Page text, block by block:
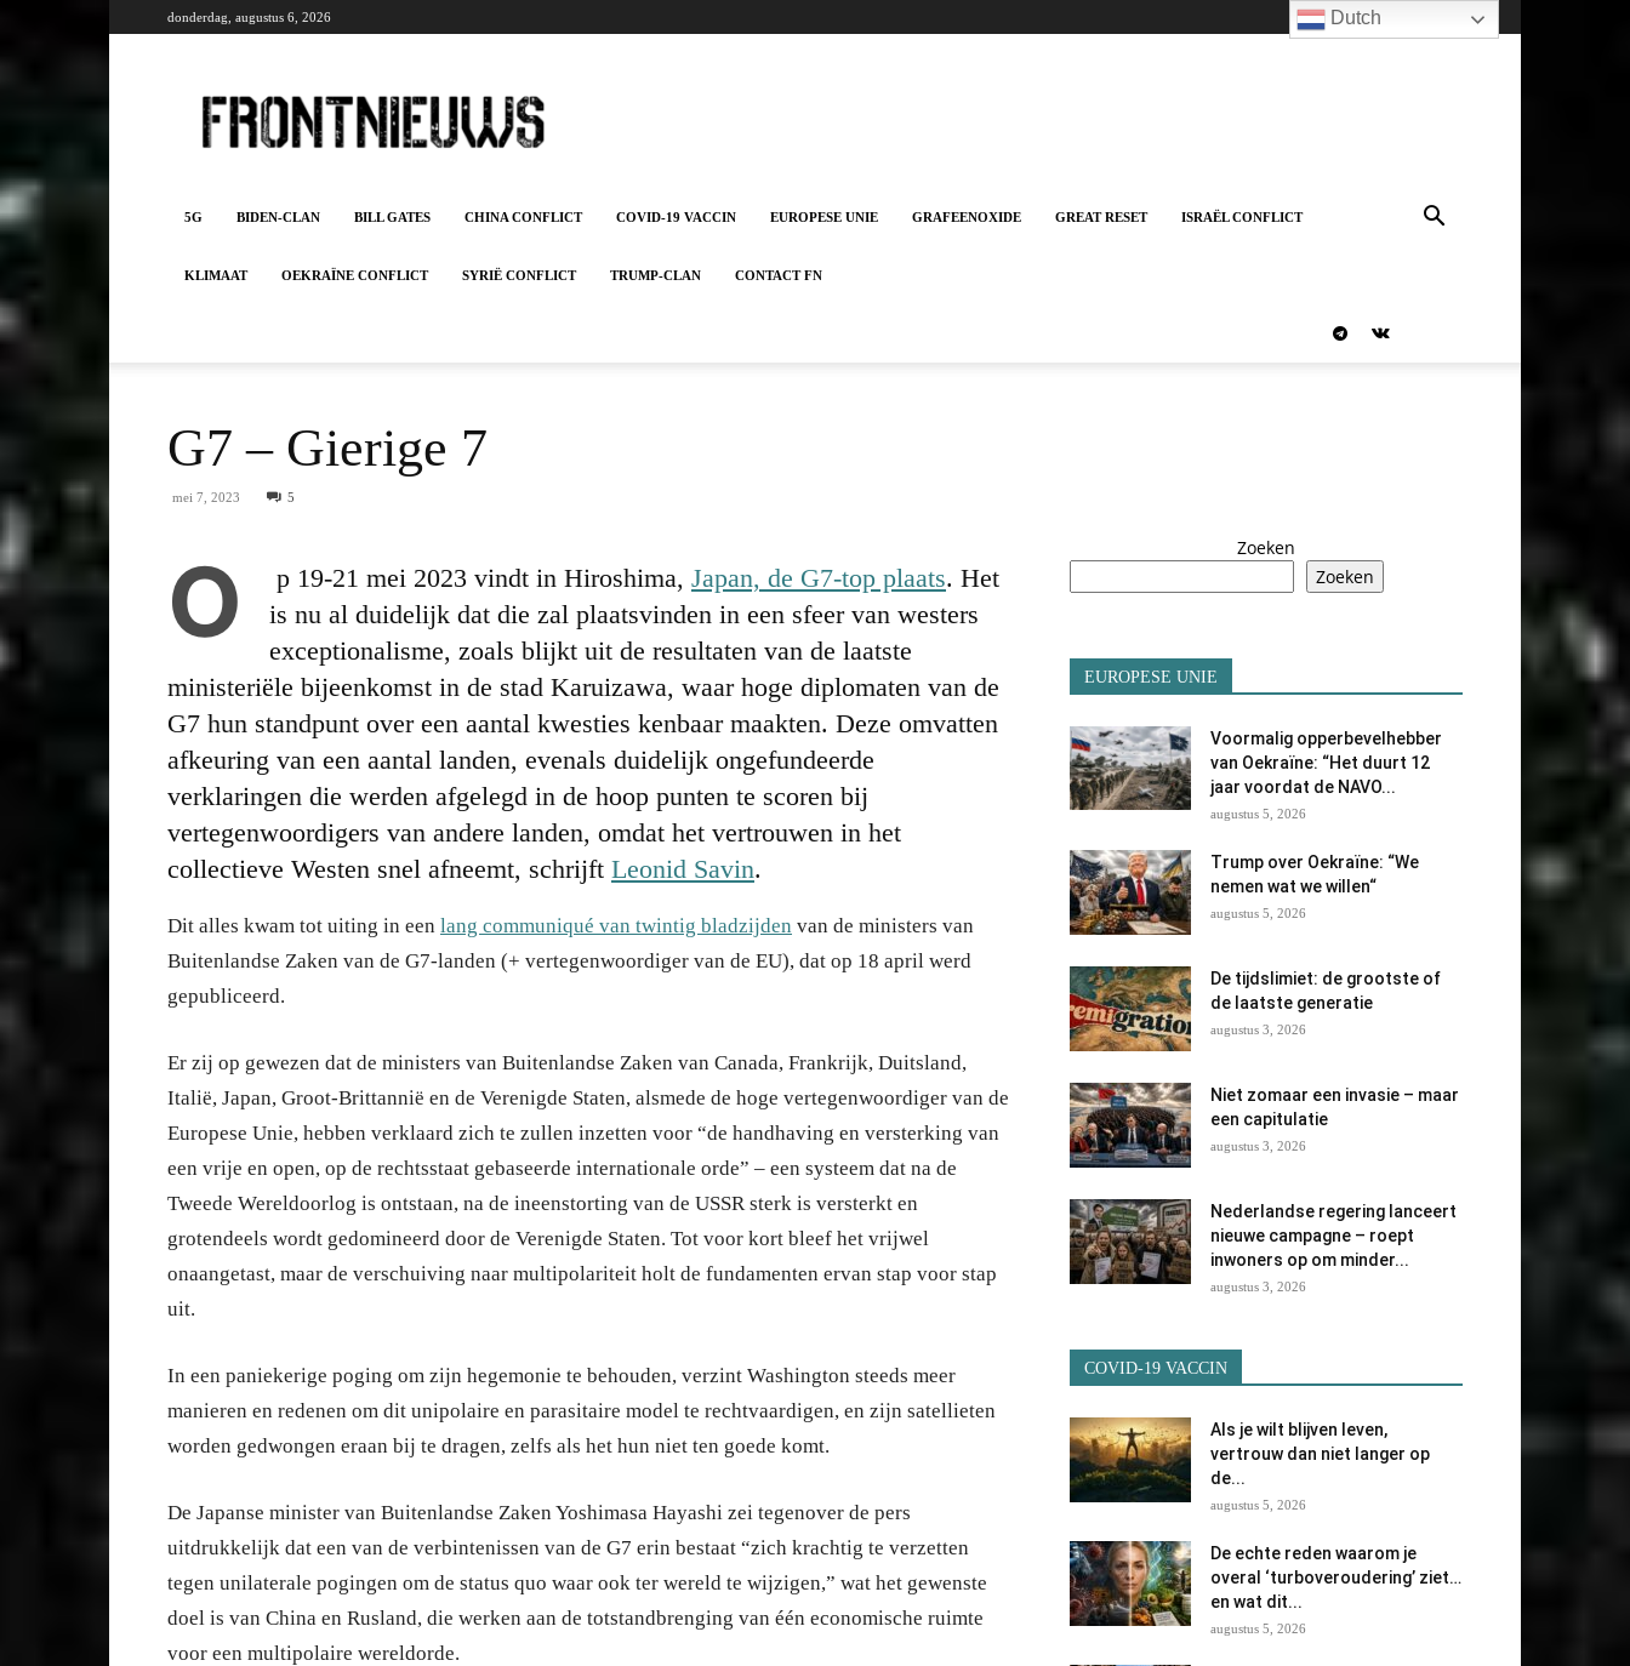
donderdag, augustus 6, 2026
5G BIDEN-CLAN BILL GATES CHINA CONFLICT COVID-19 VACCIN EUROPESE UNIE GRAFEENOXIDE GREAT RESET ISRAËL CONFLICT
KLIMAAT OEKRAÏNE CONFLICT SYRIË CONFLICT TRUMP-CLAN CONTACT FN
G7 – Gierige 7
mei 7, 2023 5
O p 19-21 mei 2023 vindt in Hiroshima, Japan, de G7-top plaats. Het
is nu al duidelijk dat die zal plaatsvinden in een sfeer van westers
exceptionalisme, zoals blijkt uit de resultaten van de laatste
ministeriële bijeenkomst in de stad Karuizawa, waar hoge diplomaten van de
G7 hun standpunt over een aantal kwesties kenbaar maakten. Deze omvatten
afkeuring van een aantal landen, evenals duidelijk ongefundeerde
verklaringen die werden afgelegd in de hoop punten te scoren bij
vertegenwoordigers van andere landen, omdat het vertrouwen in het
collectieve Westen snel afneemt, schrijft Leonid Savin.
Dit alles kwam tot uiting in een lang communiqué van twintig bladzijden van de ministers van
Buitenlandse Zaken van de G7-landen (+ vertegenwoordiger van de EU), dat op 18 april werd
gepubliceerd.
Er zij op gewezen dat de ministers van Buitenlandse Zaken van Canada, Frankrijk, Duitsland,
Italië, Japan, Groot-Brittannië en de Verenigde Staten, alsmede de hoge vertegenwoordiger van de
Europese Unie, hebben verklaard zich te zullen inzetten voor “de handhaving en versterking van
een vrije en open, op de rechtsstaat gebaseerde internationale orde” – een systeem dat na de
Tweede Wereldoorlog is ontstaan, na de ineenstorting van de USSR sterk is versterkt en
grotendeels wordt gedomineerd door de Verenigde Staten. Tot voor kort bleef het vrijwel
onaangetast, maar de verschuiving naar multipolariteit holt de fundamenten ervan stap voor stap
uit.
In een paniekerige poging om zijn hegemonie te behouden, verzint Washington steeds meer
manieren en redenen om dit unipolaire en parasitaire model te rechtvaardigen, en zijn satellieten
worden gedwongen eraan bij te dragen, zelfs als het hun niet ten goede komt.
De Japanse minister van Buitenlandse Zaken Yoshimasa Hayashi zei tegenover de pers
uitdrukkelijk dat een van de verbintenissen van de G7 erin bestaat “zich krachtig te verzetten
tegen unilaterale pogingen om de status quo waar ook ter wereld te wijzigen,” wat het gewenste
doel is van China en Rusland, die werken aan de totstandbrenging van één economische ruimte
voor een multipolaire wereldorde.
Zoeken
Zoeken
EUROPESE UNIE
Voormalig opperbevelhebber
van Oekraïne: “Het duurt 12
jaar voordat de NAVO...
augustus 5, 2026
Trump over Oekraïne: “We
nemen wat we willen“
augustus 5, 2026
De tijdslimiet: de grootste of
de laatste generatie
augustus 3, 2026
Niet zomaar een invasie – maar
een capitulatie
augustus 3, 2026
Nederlandse regering lanceert
nieuwe campagne – roept
inwoners op om minder...
augustus 3, 2026
COVID-19 VACCIN
Als je wilt blijven leven,
vertrouw dan niet langer op
de...
augustus 5, 2026
De echte reden waarom je
overal ‘turboveroudering’ ziet…
en wat dit...
augustus 5, 2026
Dutch